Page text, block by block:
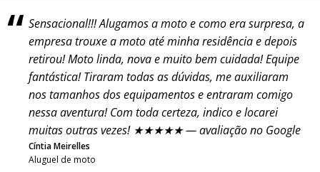
Sensacional!!! Alugamos a moto e como era surpresa, a
empresa trouxe a moto até minha residência e depois
retirou! Moto linda, nova e muito bem cuidada! Equipe
fantástica! Tiraram todas as dúvidas, me auxiliaram
nos tamanhos dos equipamentos e entraram comigo
nessa aventura! Com toda certeza, indico e locarei
muitas outras vezes! ★★★★★ — avaliação no Google
Cíntia Meirelles
Aluguel de moto